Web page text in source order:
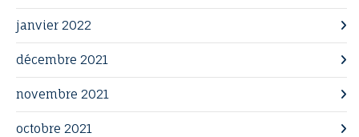
janvier 2022
décembre 2021
novembre 2021
octobre 2021